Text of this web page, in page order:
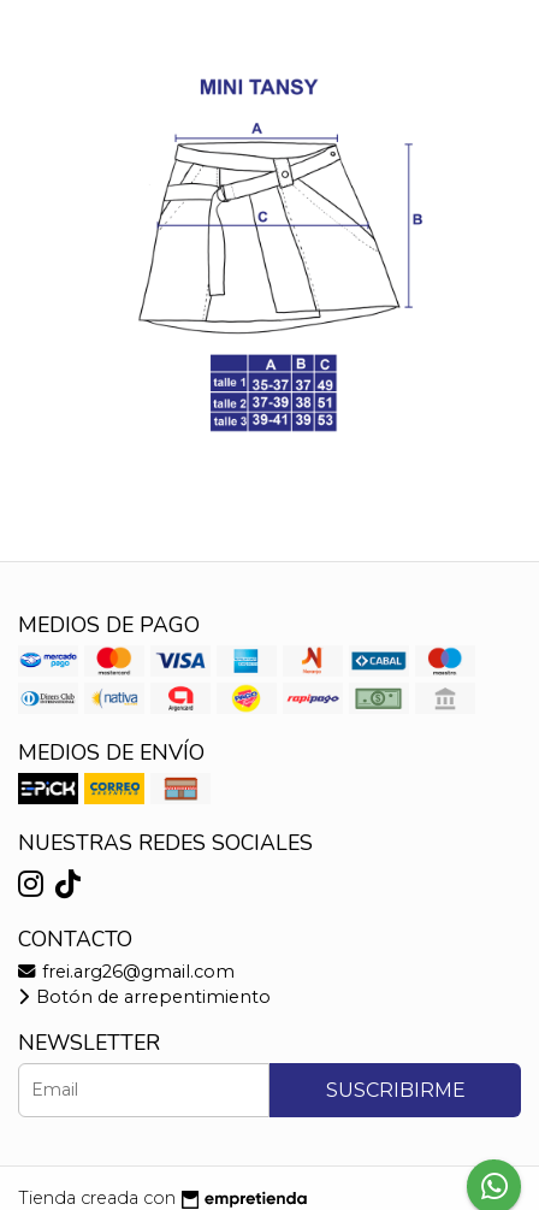
MEDIOS DE PAGO
MEDIOS DE ENVÍO
NUESTRAS REDES SOCIALES
CONTACTO
frei.arg26@gmail.com
Botón de arrepentimiento
NEWSLETTER
SUSCRIBIRME
Tienda creada con